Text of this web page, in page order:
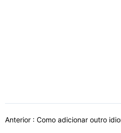
Anterior : Como adicionar outro